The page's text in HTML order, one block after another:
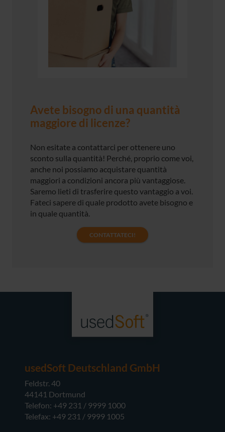
Avete bisogno di una quantità
maggiore di licenze?
Non esitate a contattarci per ottenere uno
sconto sulla quantità! Perché, proprio come voi,
anche noi possiamo acquistare quantità
maggiori a condizioni ancora più vantaggiose.
Saremo lieti di trasferire questo vantaggio a voi.
Fateci sapere di quale prodotto avete bisogno e
in quale quantità.
CONTATTATECI!
usedSoft Deutschland GmbH
Feldstr. 40
44141 Dortmund
Telefon: +49 231 / 9999 1000
Telefax: +49 231 / 9999 1005